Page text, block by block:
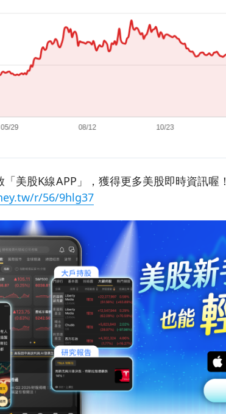
美股K線APP」，獲得更多美股即時資訊喔！
r/56/9hlg37